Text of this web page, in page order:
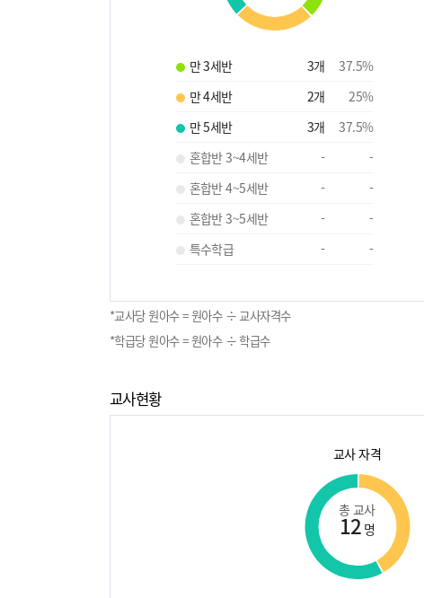
만 3세반 3개 37.5%
만 4세반
2개 25%
만 5세반
3개 37.5%
혼합반 3~4세반
-
-
혼합반 4~5세반
-
-
혼합반 3~5세반
-
-
특수학급
- -
*교사당 원아수 = 원아수 ÷ 교사자격수
*학급당 원아수 = 원아수 ÷ 학급수
교사현황
교사 자격
총 교사
12 명